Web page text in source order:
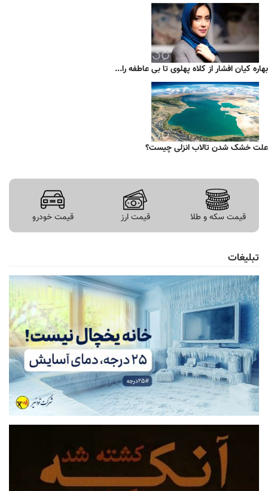
بهاره کیان افشار از کلاه پهلوی تا بی عاطفه را...
علت خشک شدن تالاب انزلی چیست؟
قیمت سکه و طلا قیمت ارز قیمت خودرو
تبلیغات